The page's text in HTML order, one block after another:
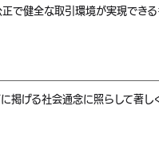
正で健全な取引環境が実現でき
掲げる社会通念に照らして著し